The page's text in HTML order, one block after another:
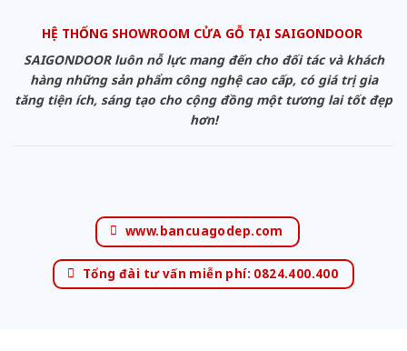
HỆ THỐNG SHOWROOM CỬA GỖ TẠI SAIGONDOOR
SAIGONDOOR luôn nỗ lực mang đến cho đối tác và khách
hàng những sản phẩm công nghệ cao cấp, có giá trị gia
tăng tiện ích, sáng tạo cho cộng đồng một tương lai tốt đẹp
hơn!
www.bancuagodep.com
Tổng đài tư vấn miễn phí: 0824.400.400